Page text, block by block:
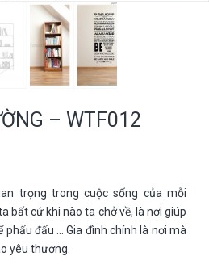
– WTF012
trọng trong cuộc sống của mỗi
bất cứ khi nào ta chở về, là nơi giúp
phấu đấu … Gia đình chính là nơi mà
yêu thương.